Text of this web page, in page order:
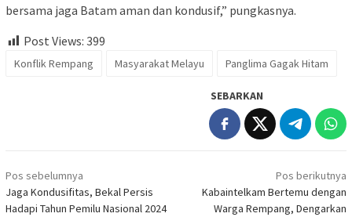
bersama jaga Batam aman dan kondusif,” pungkasnya.
Post Views: 399
Konflik Rempang Masyarakat Melayu Panglima Gagak Hitam
SEBARKAN
Navigasi
pos
Pos sebelumnya
Jaga Kondusifitas, Bekal Persis
Hadapi Tahun Pemilu Nasional 2024
Pos berikutnya
Kabaintelkam Bertemu dengan
Warga Rempang, Dengarkan